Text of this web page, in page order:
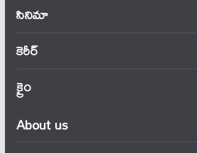
సినిమా
కెరీర్
క్రైం
About us